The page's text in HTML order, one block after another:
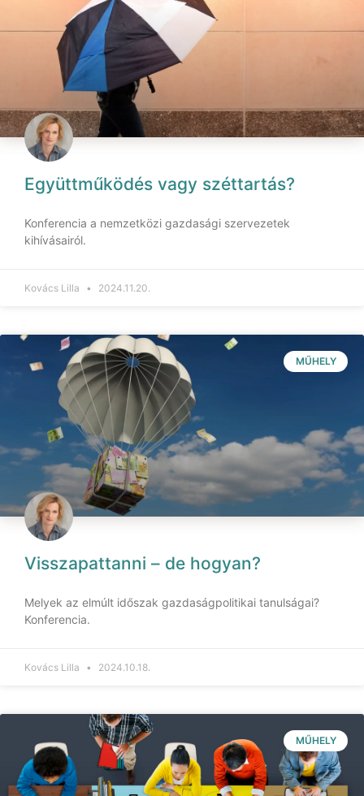
Együttműködés vagy széttartás?
Konferencia a nemzetközi gazdasági szervezetek
kihívásairól.
Kovács Lilla 2024.11.20.
MŰHELY
Visszapattanni – de hogyan?
Melyek az elmúlt időszak gazdaságpolitikai tanulságai?
Konferencia.
Kovács Lilla 2024.10.18.
MŰHELY